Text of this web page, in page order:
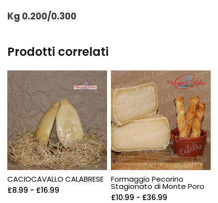
Kg 0.200/0.300
Prodotti correlati
CACIOCAVALLO CALABRESE
£8.99 - £16.99
Formaggio Pecorino
Stagionato di Monte Poro
£10.99 - £36.99